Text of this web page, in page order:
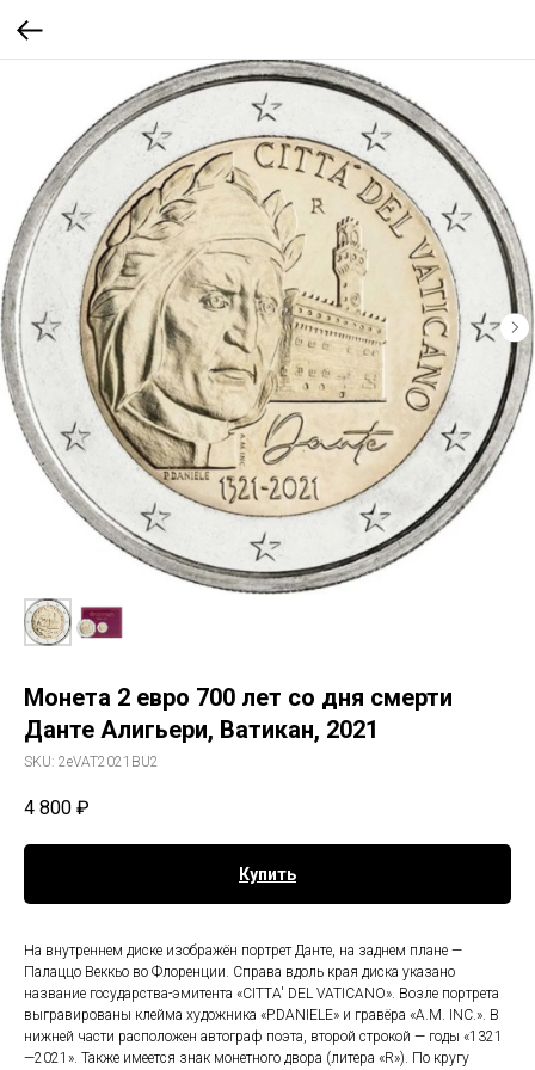
Монета 2 евро 700 лет со дня смерти
Данте Алигьери, Ватикан, 2021
SKU: 2eVAT2021BU2
4 800 ₽
Купить
На внутреннем диске изображён портрет Данте, на заднем плане —
Палаццо Веккьо во Флоренции. Справа вдоль края диска указано
название государства-эмитента «CITTA' DEL VATICANO». Возле портрета
выгравированы клейма художника «P.DANIELE» и гравёра «A.M. INC.». В
нижней части расположен автограф поэта, второй строкой — годы «1321
—2021». Также имеется знак монетного двора (литера «R»). По кругу